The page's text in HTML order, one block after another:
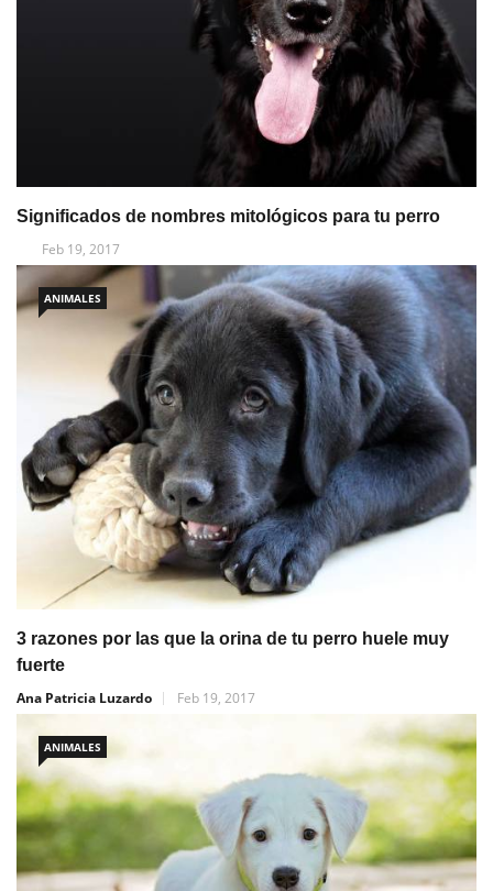
Significados de nombres mitológicos para tu perro
Feb 19, 2017
ANIMALES
3 razones por las que la orina de tu perro huele muy
fuerte
Ana Patricia Luzardo
Feb 19, 2017
ANIMALES